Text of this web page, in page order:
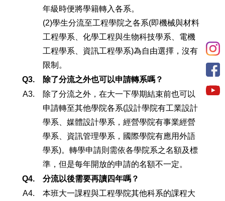
年級時便將學籍轉入各系。
(2)學生分流至工程學院之各系(即機械與材料
工程學系、化學工程與生物科技學系、電機
工程學系、資訊工程學系)為自由選擇，沒有
限制。
Q3.
除了分流之外也可以申請轉系嗎？
A3.
除了分流之外，在大一下學期結束前也可以
申請轉至其他學院各系(設計學院有工業設計
學系、媒體設計學系，經營學院有事業經營
學系、資訊管理學系，國際學院有應用外語
學系)。轉學申請則需依各學院系之名額及標
準，但是每年開放的申請的名額不一定。
Q4.
分流以後需要再讀四年嗎？
A4.
本班大一課程與工程學院其他科系的課程大